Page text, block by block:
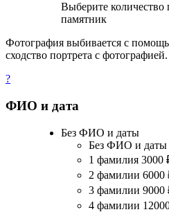
Выберите количество
памятник
Фотография выбивается с
сходство портрета с фотографией.
?
ФИО и дата
Без ФИО и даты
Без ФИО и даты
1 фамилия 3000
2 фамилии 6000
3 фамилии 9000
4 фамилии